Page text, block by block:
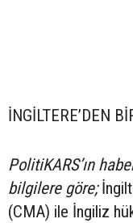
İNGİLTERE’DEN
PolitiKARS’ın
bilgilere göre;
(CMA) ile İngiliz